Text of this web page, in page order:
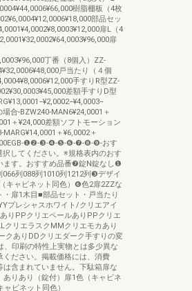
樹脂棚板（4枚
部品セッ
扉L（4
扉
丁番（8個入）ZZ-
戸当たり（４個
手すりR型ZZ-
差額手すりD型
合-BZW240-MAN6¥24,0001＋
＋¥24,000差額ソフトモーション
＋¥6,0002＋
❶❷-❸-❹-❺-❻-❼-❽-❾-おす
してください。※規格表内のおす
ます。おすすめ品番❼錠N錠なし❶
列088列1010列1212列❸デザイ
キャビネット同色）❻色2扉2ZZな
扉1木目■部品セット・戸当たり
プレシャスホワイト/クリエアイ
りPPクリエペールありPPクリエ
クリエラスクMMクリエモカあり
クありDDクリエダーク手すりの変
、印刷の特性上実物とは多少異な
ください。掲載価格には、消費
含まれていません。下駄箱扉な
ありあり（錠付）扉1色（キャビネ
ビネット同色）